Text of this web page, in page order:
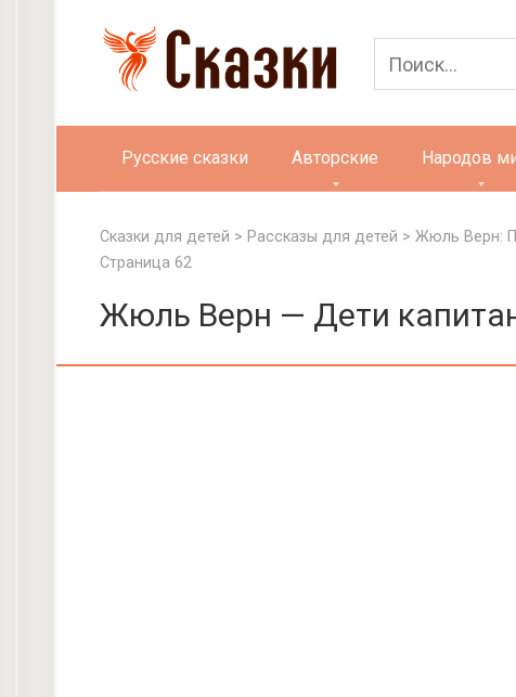
Русские сказки Авторские Народов
Сказки для детей > Рассказы для детей > Жюль Верн:
Страница 62
Жюль Верн — Дети